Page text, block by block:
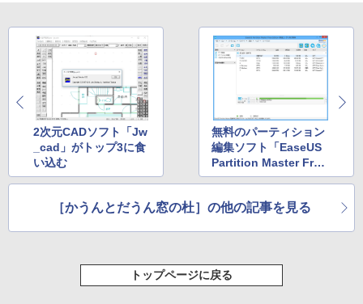
2次元CADソフト「Jw
_cad」がトップ3に食
い込む
無料のパーティション
編集ソフト「EaseUS
Partition Master Fre
e」が上昇
［かうんとだうん窓の杜］の他の記事を見る
トップページに戻る